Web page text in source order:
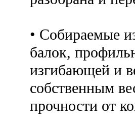
• Собираемые
балок,
изгибающей и
собственным
прочности от